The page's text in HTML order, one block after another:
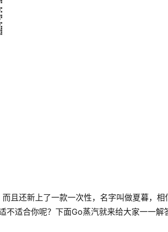
且还新上了一款一次性，名字叫做夏暮，相
不适合你呢？下面Go蒸汽就来给大家一一解